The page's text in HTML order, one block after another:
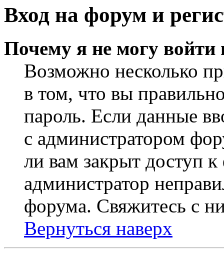
Вход на форум и
Почему я не могу войти
Возможно несколько
в том, что вы
пароль. Если данные
с администратором
ли вам закрыт доступ
администратор
форума. Свяжитесь с
Вернуться наверх